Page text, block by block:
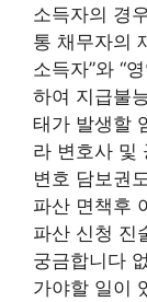
소득자의 경
통 채무자의
소득자”와 “
하여 지급불
태가 발생할
라 변호사 및
변호 담보권
파산 면책후
파산 신청 진
궁금합니다
가야할 일이